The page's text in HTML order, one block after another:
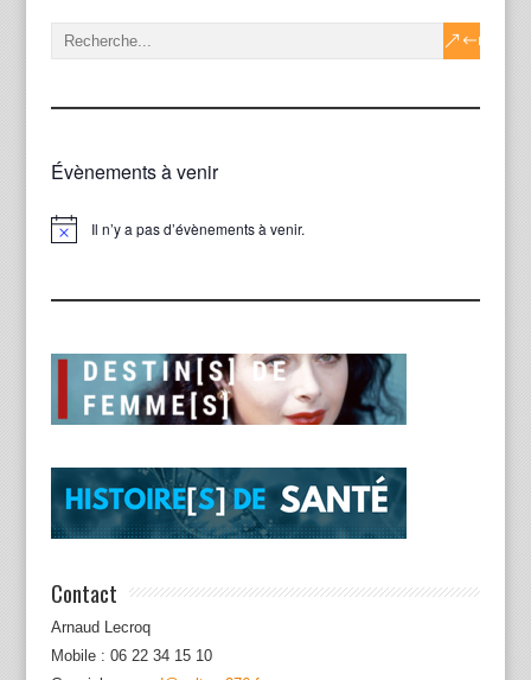
Évènements à venir
Notice Il n’y a pas d’évènements à venir.
Contact
Arnaud Lecroq
Mobile : 06 22 34 15 10